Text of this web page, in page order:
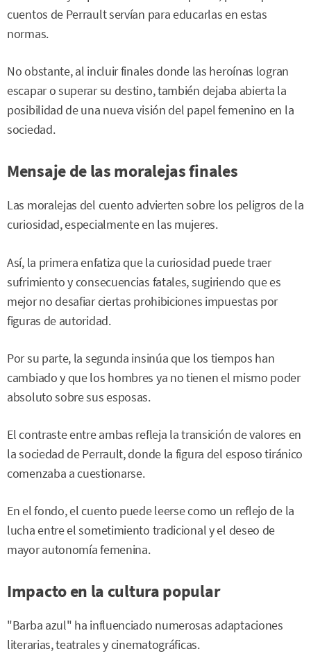
cuentos de Perrault servían para educarlas en estas
normas.
No obstante, al incluir finales donde las heroínas logran
escapar o superar su destino, también dejaba abierta la
posibilidad de una nueva visión del papel femenino en la
sociedad.
Mensaje de las moralejas finales
Las moralejas del cuento advierten sobre los peligros de la
curiosidad, especialmente en las mujeres.
Así, la primera enfatiza que la curiosidad puede traer
sufrimiento y consecuencias fatales, sugiriendo que es
mejor no desafiar ciertas prohibiciones impuestas por
figuras de autoridad.
Por su parte, la segunda insinúa que los tiempos han
cambiado y que los hombres ya no tienen el mismo poder
absoluto sobre sus esposas.
El contraste entre ambas refleja la transición de valores en
la sociedad de Perrault, donde la figura del esposo tiránico
comenzaba a cuestionarse.
En el fondo, el cuento puede leerse como un reflejo de la
lucha entre el sometimiento tradicional y el deseo de
mayor autonomía femenina.
Impacto en la cultura popular
"Barba azul" ha influenciado numerosas adaptaciones
literarias, teatrales y cinematográficas.